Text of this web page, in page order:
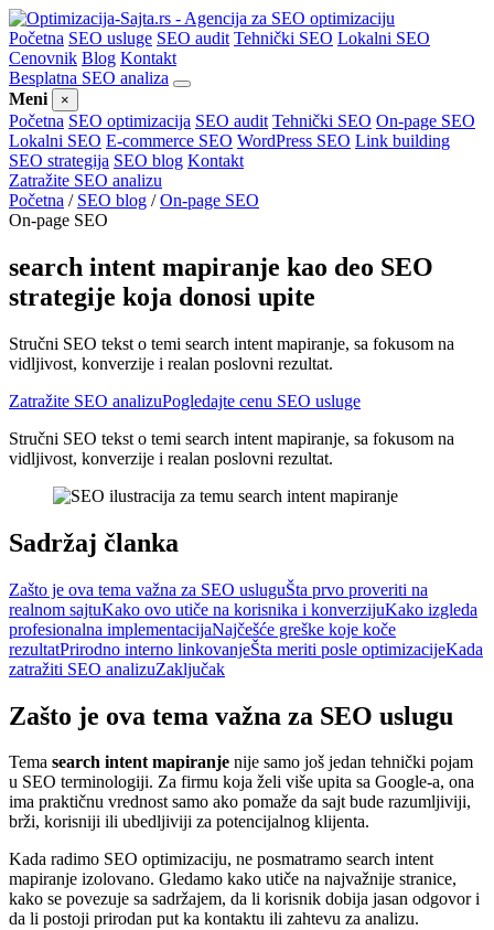
Početna SEO usluge SEO audit Tehnički SEO Lokalni SEO
Cenovnik Blog Kontakt
Besplatna SEO analiza
Meni
×
Početna SEO optimizacija SEO audit Tehnički SEO On-page SEO
Lokalni SEO E-commerce SEO WordPress SEO Link building
SEO strategija SEO blog Kontakt
Zatražite SEO analizu
Početna / SEO blog /On-page SEO
On-page SEO
search intent mapiranje kao deo SEO
strategije koja donosi upite
Stručni SEO tekst o temi search intent mapiranje, sa fokusom na
vidljivost, konverzije i realan poslovni rezultat.
Zatražite SEO analizuPogledajte cenu SEO usluge
Stručni SEO tekst o temi search intent mapiranje, sa fokusom na
vidljivost, konverzije i realan poslovni rezultat.
Sadržaj članka
Zašto je ova tema važna za SEO usluguŠta prvo proveriti na
realnom sajtuKako ovo utiče na korisnika i konverzijuKako izgleda
profesionalna implementacijaNajčešće greške koje koče
rezultatPrirodno interno linkovanjeŠta meriti posle optimizacijeKada
zatražiti SEO analizuZaključak
Zašto je ova tema važna za SEO uslugu
Tema search intent mapiranje nije samo još jedan tehnički pojam
u SEO terminologiji. Za firmu koja želi više upita sa Google-a, ona
ima praktičnu vrednost samo ako pomaže da sajt bude razumljiviji,
brži, korisniji ili ubedljiviji za potencijalnog klijenta.
Kada radimo SEO optimizaciju, ne posmatramo search intent
mapiranje izolovano. Gledamo kako utiče na najvažnije stranice,
kako se povezuje sa sadržajem, da li korisnik dobija jasan odgovor i
da li postoji prirodan put ka kontaktu ili zahtevu za analizu.